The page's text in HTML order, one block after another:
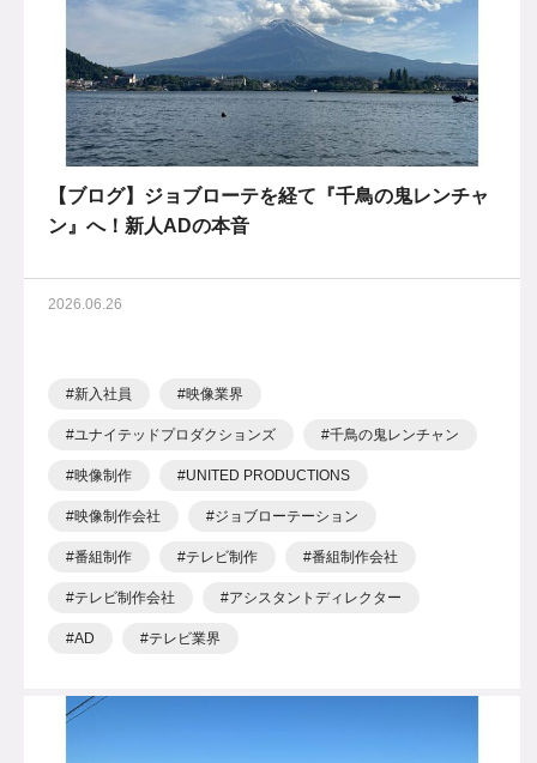
【ブログ】ジョブローテを経て『千鳥の鬼レンチャ
ン』へ！新人ADの本音
2026.06.26
新入社員 映像業界
ユナイテッドプロダクションズ 千鳥の鬼レンチャン
映像制作 UNITED PRODUCTIONS
映像制作会社 ジョブローテーション
番組制作 テレビ制作 番組制作会社
テレビ制作会社 アシスタントディレクター
AD テレビ業界